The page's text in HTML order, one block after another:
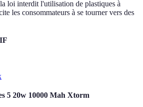
loi interdit l'utilisation de plastiques à
les consommateurs à se tourner vers des
5 20w 10000 Mah Xtorm